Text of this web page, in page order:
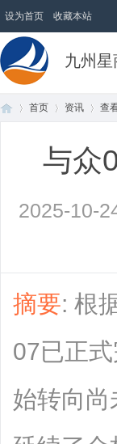
设为首页 收藏本站
九州星
首页 资讯
›
查
与众
2025-10-
摘要: 根
07已正
始转向